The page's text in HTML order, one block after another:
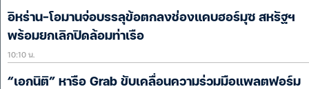
อิหร่าน-โอมานจ่อบรรลุข้อตกลงช่องแคบฮอร์มุซ สหรัฐฯ
พร้อมยกเลิกปิดล้อมท่าเรือ
10:10 น.
“เอกนิติ” หารือ Grab ขับเคลื่อนความร่วมมือแพลตฟอร์ม